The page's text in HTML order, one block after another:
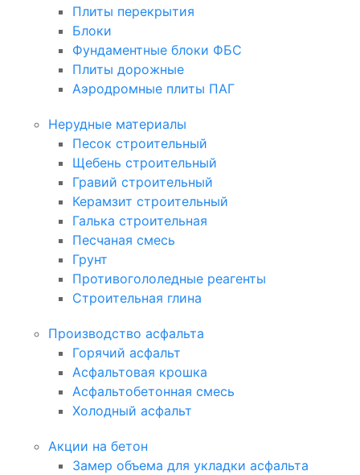
Плиты перекрытия
Блоки
Фундаментные блоки ФБС
Плиты дорожные
Аэродромные плиты ПАГ
Нерудные материалы
Песок строительный
Щебень строительный
Гравий строительный
Керамзит строительный
Галька строительная
Песчаная смесь
Грунт
Противогололедные реагенты
Строительная глина
Производство асфальта
Горячий асфальт
Асфальтовая крошка
Асфальтобетонная смесь
Холодный асфальт
Акции на бетон
Замер объема для укладки асфальта